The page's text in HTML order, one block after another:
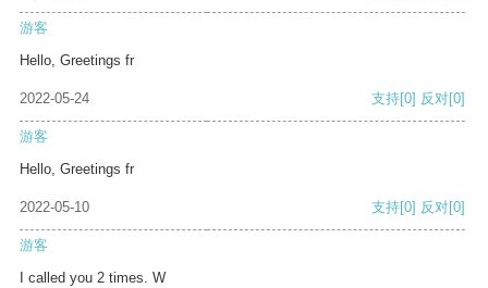
游客
Hello, Greetings fr
2022-05-24 支持[0] 反对[0]
游客
Hello, Greetings fr
2022-05-10 支持[0] 反对[0]
游客
I called you 2 times. W